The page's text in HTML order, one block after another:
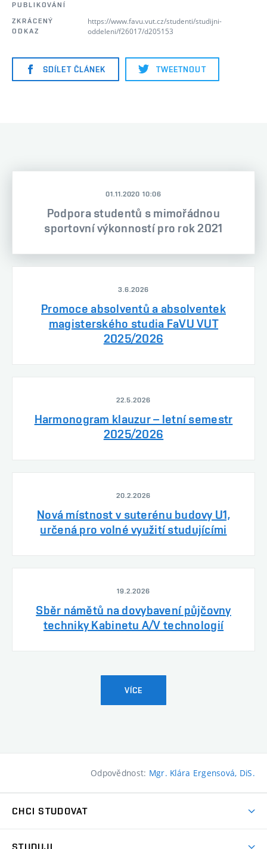
PUBLIKOVÁNÍ
ZKRÁCENÝ
ODKAZ
https://www.favu.vut.cz/studenti/studijni-
oddeleni/f26017/d205153
SDÍLET ČLÁNEK TWEETNOUT
01.11.2020 10:06
Podpora studentů s mimořádnou
sportovní výkonností pro rok 2021
3.6.2026
Promoce absolventů a absolventek
magisterského studia FaVU VUT
2025/2026
22.5.2026
Harmonogram klauzur – letní semestr
2025/2026
20.2.2026
Nová místnost v suterénu budovy U1,
určená pro volné využití studujícími
19.2.2026
Sběr námětů na dovybavení půjčovny
techniky Kabinetu A/V technologií
VÍCE
Odpovědnost: Mgr. Klára Ergensová, DiS.
CHCI STUDOVAT